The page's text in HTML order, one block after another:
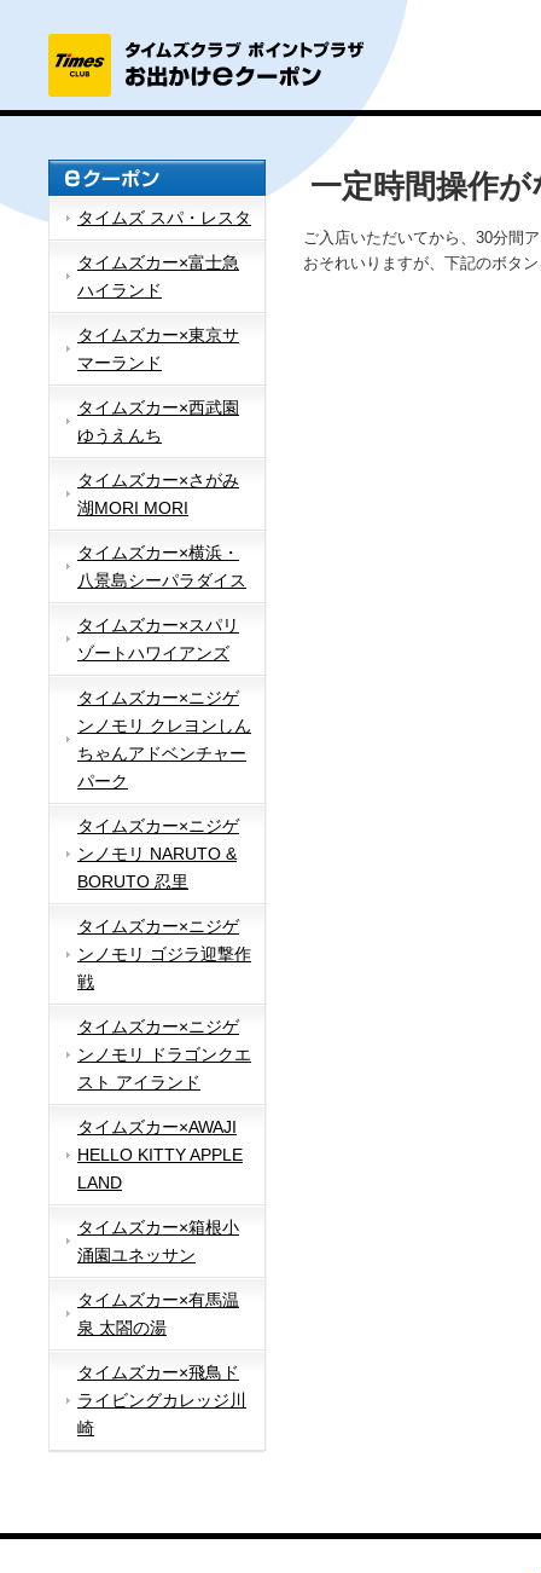
タイムズ スパ・レスタ
タイムズカー×富士急
ハイランド
タイムズカー×東京サ
マーランド
タイムズカー×西武園
ゆうえんち
タイムズカー×さがみ
湖MORI MORI
タイムズカー×横浜・
八景島シーパラダイス
タイムズカー×スパリ
ゾートハワイアンズ
タイムズカー×ニジゲ
ンノモリ クレヨンしん
ちゃんアドベンチャー
パーク
タイムズカー×ニジゲ
ンノモリ NARUTO &
BORUTO 忍里
タイムズカー×ニジゲ
ンノモリ ゴジラ迎撃作
戦
タイムズカー×ニジゲ
ンノモリ ドラゴンクエ
スト アイランド
タイムズカー×AWAJI
HELLO KITTY APPLE
LAND
タイムズカー×箱根小
涌園ユネッサン
タイムズカー×有馬温
泉 太閤の湯
タイムズカー×飛鳥ド
ライビングカレッジ川
崎
一定時間操作
ご入店いただいてから、30分間
おそれいりますが、下記のボタ